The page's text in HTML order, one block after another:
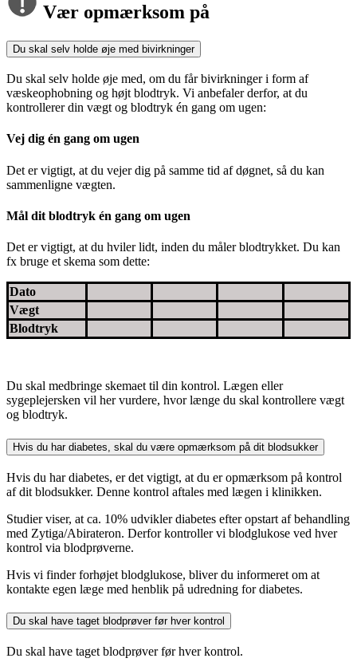
Vær opmærksom på
Du skal selv holde øje med bivirkninger
Du skal selv holde øje med, om du får bivirkninger i form af
væskeophobning og højt blodtryk. Vi anbefaler derfor, at du
kontrollerer din vægt og blodtryk én gang om ugen:
Vej dig én gang om ugen
Det er vigtigt, at du vejer dig på samme tid af døgnet, så du kan
sammenligne vægten.
Mål dit blodtryk én gang om ugen
Det er vigtigt, at du hviler lidt, inden du måler blodtrykket. Du kan
fx bruge et skema som dette:
Dato
Vægt
Blodtryk
Du skal medbringe skemaet til din kontrol. Lægen eller
sygeplejersken vil her vurdere, hvor længe du skal kontrollere vægt
og blodtryk.
Hvis du har diabetes, skal du være opmærksom på dit blodsukker
Hvis du har diabetes, er det vigtigt, at du er opmærksom på kontrol
af dit blodsukker. Denne kontrol aftales med lægen i klinikken.
Studier viser, at ca. 10% udvikler diabetes efter opstart af behandling
med Zytiga/Abirateron. Derfor kontroller vi blodglukose ved hver
kontrol via blodprøverne.
Hvis vi finder forhøjet blodglukose, bliver du informeret om at
kontakte egen læge med henblik på udredning for diabetes.
Du skal have taget blodprøver før hver kontrol
Du skal have taget blodprøver før hver kontrol.